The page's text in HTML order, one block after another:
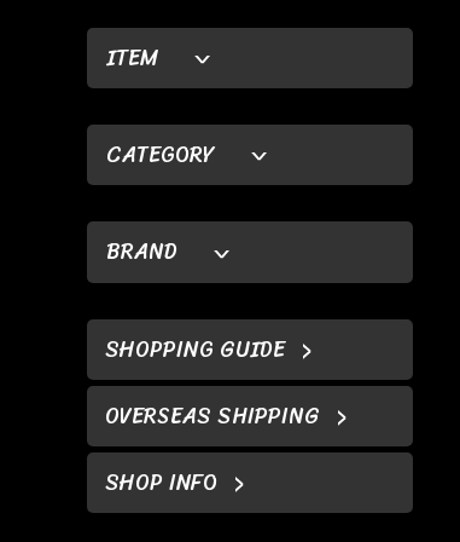
ITEM
CATEGORY
BRAND
SHOPPING GUIDE
OVERSEAS SHIPPING
SHOP INFO